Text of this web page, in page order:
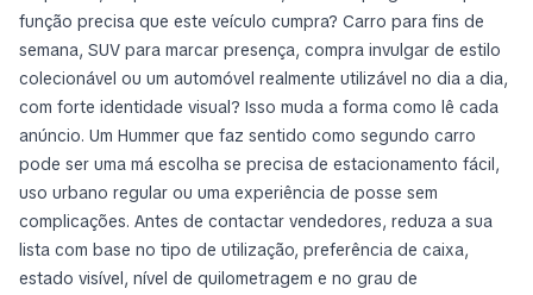
função precisa que este veículo cumpra? Carro para fins de
semana, SUV para marcar presença, compra invulgar de estilo
colecionável ou um automóvel realmente utilizável no dia a dia,
com forte identidade visual? Isso muda a forma como lê cada
anúncio. Um Hummer que faz sentido como segundo carro
pode ser uma má escolha se precisa de estacionamento fácil,
uso urbano regular ou uma experiência de posse sem
complicações. Antes de contactar vendedores, reduza a sua
lista com base no tipo de utilização, preferência de caixa,
estado visível, nível de quilometragem e no grau de